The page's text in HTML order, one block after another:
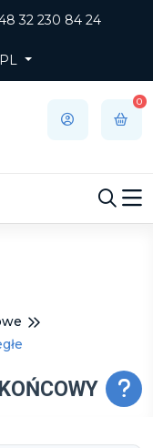
32 230 84 24
PL
0
KOŃCOWY